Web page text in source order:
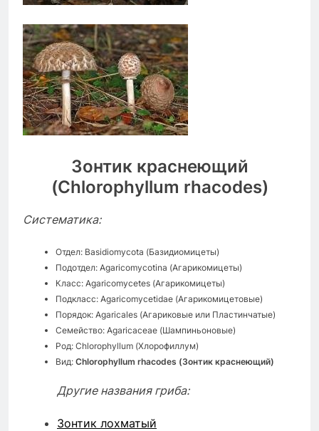
Зонтик краснеющий
(Chlorophyllum rhacodes)
Систематика:
Отдел: Basidiomycota (Базидиомицеты)
Подотдел: Agaricomycotina (Агарикомицеты)
Класс: Agaricomycetes (Агарикомицеты)
Подкласс: Agaricomycetidae (Агарикомицетовые)
Порядок: Agaricales (Агариковые или Пластинчатые)
Семейство: Agaricaceae (Шампиньоновые)
Род: Chlorophyllum (Хлорофиллум)
Вид: Chlorophyllum rhacodes (Зонтик краснеющий)
Другие названия гриба:
Зонтик лохматый